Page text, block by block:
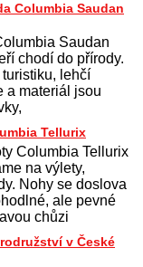
Columbia Saudan
Saudan
chodí do přírody.
lehčí
a materiál jsou
Tellurix
Columbia Tellurix
na výlety,
Nohy se doslova
ale pevné
chůzi
v České